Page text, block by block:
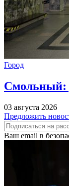
Город
Смольный:
03 августа 2026
Предложить
Ваш email в